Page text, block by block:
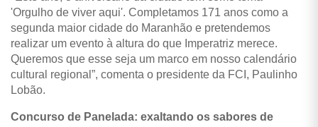
'Orgulho de viver aqui'. Completamos 171 anos como a
segunda maior cidade do Maranhão e pretendemos
realizar um evento à altura do que Imperatriz merece.
Queremos que esse seja um marco em nosso calendário
cultural regional”, comenta o presidente da FCI, Paulinho
Lobão.
Concurso de Panelada: exaltando os sabores de